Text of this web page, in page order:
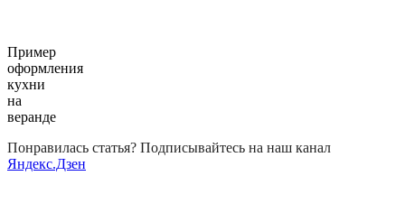
Пример
оформления
кухни
на
веранде
Понравилась статья? Подписывайтесь на наш канал
Яндекс.Дзен